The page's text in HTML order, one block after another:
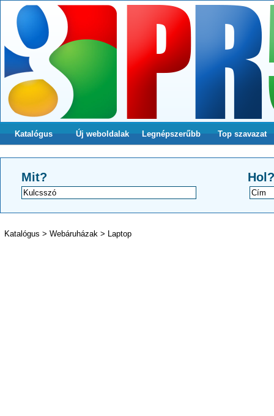
Katalógus Új weboldalak Legnépszerűbb Top szavazat
Mit? Hol?
Katalógus > Webáruházak > Laptop